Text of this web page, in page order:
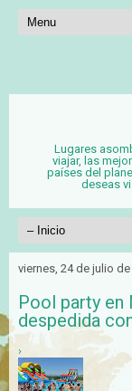
Lugares
viajar, las
países del
deseas
viernes, 24 de julio
Pool party en
despedida
›